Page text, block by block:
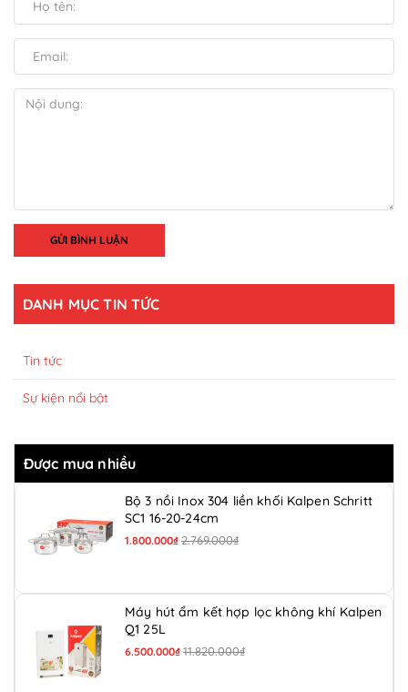
GỬI BÌNH LUẬN
DANH MỤC TIN TỨC
Tin tức
Sự kiện nổi bật
Được mua nhiều
Bộ 3 nồi Inox 304 liền khối Kalpen Schritt
SC1 16-20-24cm
1.800.000₫ 2.769.000₫
Máy hút ẩm kết hợp lọc không khí Kalpen
Q1 25L
6.500.000₫ 11.820.000₫